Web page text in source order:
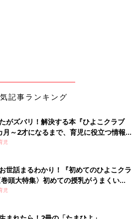
記事ランキング
がズバリ！解決する本『ひよこクラブ
～2才になるまで、育児に役立つ情報が
児
世話まるわかり！『初めてのひよこクラ
頭大特集〉初めての授乳がうまくい
・ミルクの基本と夏のトラブル 解決テ
児